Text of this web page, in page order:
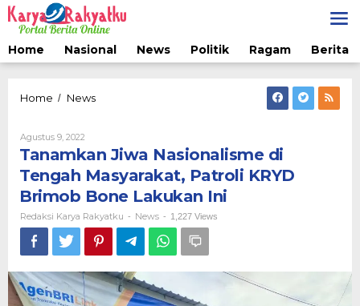
Lewati
ke
konten
Home
Nasional News Politik Ragam Berita
Home / NewsTanamkan
Tengah
Masyarakat,
Patroli
KRYD
Brimob
Bone
Lakukan
Ini
Agustus 9, 2022
Redaksi
Karya
Rakyatku
Tanamkan Jiwa Nasionalisme di
Tengah Masyarakat, Patroli KRYD
Brimob Bone Lakukan Ini
Redaksi Karya Rakyatku - News - 1,227 Views